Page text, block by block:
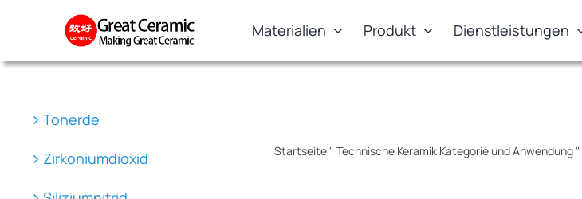
Materialien Produkt Dienstleistungen
Startseite" Technische Keramik Kategorie und Anwendung"
Tonerde
Zirkoniumdioxid